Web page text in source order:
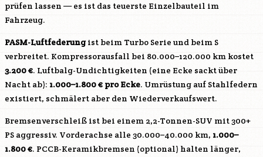
prüfen lassen — es ist das teuerste Einzelbauteil im
Fahrzeug.
PASM-Luftfederung ist beim Turbo Serie und beim S
verbreitet. Kompressorausfall bei 80.000–120.000 km kostet
3.200 €. Luftbalg-Undichtigkeiten (eine Ecke sackt über
Nacht ab): 1.000–1.800 € pro Ecke. Umrüstung auf Stahlfedern
existiert, schmälert aber den Wiederverkaufswert.
Bremsenverschleiß ist bei einem 2,2-Tonnen-SUV mit 300+
PS aggressiv. Vorderachse alle 30.000–40.000 km, 1.000–
1.800 €. PCCB-Keramikbremsen (optional) halten länger,